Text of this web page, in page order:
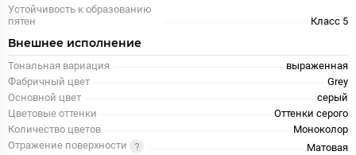
Устойчивость к образованию
пятен
Класс 5
Внешнее исполнение
Тональная вариация
выраженная
Фабричный цвет
Grey
Основной цвет
серый
Цветовые оттенки
Оттенки серого
Количество цветов
Моноколор
Отражение поверхности
Матовая